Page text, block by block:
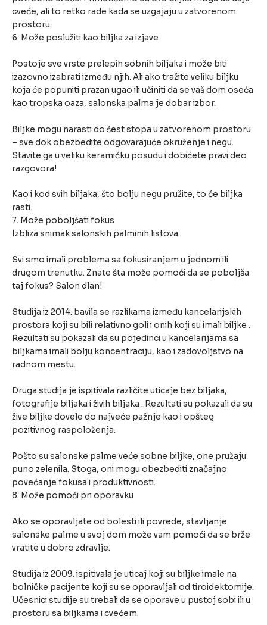
cveće, ali to retko rade kada se uzgajaju u zatvorenom
prostoru.
6. Može poslužiti kao biljka za izjave
Postoje sve vrste prelepih sobnih biljaka i može biti
izazovno izabrati između njih. Ali ako tražite veliku biljku
koja će popuniti prazan ugao ili učiniti da se vaš dom oseća
kao tropska oaza, salonska palma je dobar izbor.
Biljke mogu narasti do šest stopa u zatvorenom prostoru
– sve dok obezbedite odgovarajuće okruženje i negu.
Stavite ga u veliku keramičku posudu i dobićete pravi deo
razgovora!
Kao i kod svih biljaka, što bolju negu pružite, to će biljka
rasti.
7. Može poboljšati fokus
Izbliza snimak salonskih palminih listova
Svi smo imali problema sa fokusiranjem u jednom ili
drugom trenutku. Znate šta može pomoći da se poboljša
taj fokus? Salon dlan!
Studija iz 2014. bavila se razlikama između kancelarijskih
prostora koji su bili relativno goli i onih koji su imali biljke .
Rezultati su pokazali da su pojedinci u kancelarijama sa
biljkama imali bolju koncentraciju, kao i zadovoljstvo na
radnom mestu.
Druga studija je ispitivala različite uticaje bez biljaka,
fotografije biljaka i živih biljaka . Rezultati su pokazali da su
žive biljke dovele do najveće pažnje kao i opšteg
pozitivnog raspoloženja.
Pošto su salonske palme veće sobne biljke, one pružaju
puno zelenila. Stoga, oni mogu obezbediti značajno
povećanje fokusa i produktivnosti.
8. Može pomoći pri oporavku
Ako se oporavljate od bolesti ili povrede, stavljanje
salonske palme u svoj dom može vam pomoći da se brže
vratite u dobro zdravlje.
Studija iz 2009. ispitivala je uticaj koji su biljke imale na
bolničke pacijente koji su se oporavljali od tiroidektomije.
Učesnici studije su trebali da se oporave u pustoj sobi ili u
prostoru sa biljkama i cvećem.